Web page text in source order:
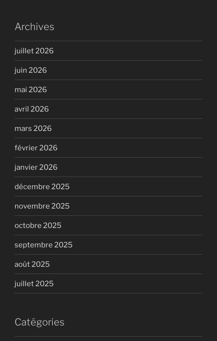
Archives
juillet 2026
juin 2026
mai 2026
avril 2026
mars 2026
février 2026
janvier 2026
décembre 2025
novembre 2025
octobre 2025
septembre 2025
août 2025
juillet 2025
Catégories